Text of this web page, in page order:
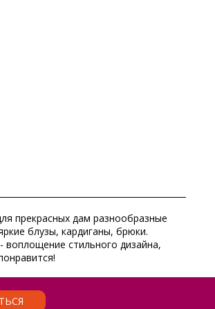
прекрасных дам разнообразные
блузы, кардиганы, брюки.
воплощение стильного дизайна,